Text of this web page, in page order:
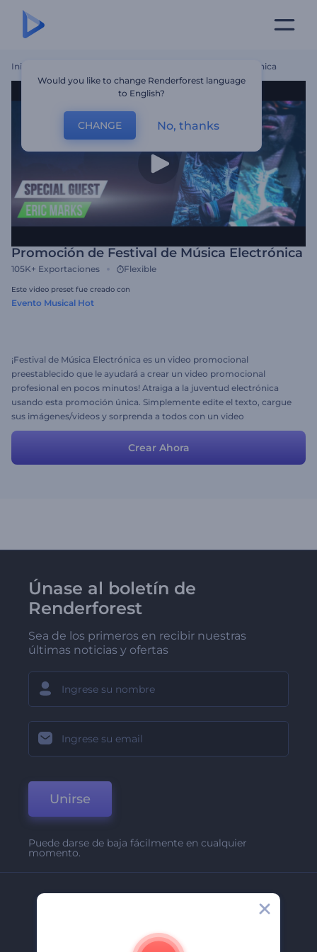
Inicio Promoción De Festival De Música Electrónica
Promoción de Festival de Música Electrónica
105K+ Exportaciones Flexible
Este video preset fue creado con
Evento Musical Hot
¡Festival de Música Electrónica es un video promocional
preestablecido que le ayudará a crear un video promocional
profesional en pocos minutos! Atraiga a la juventud electrónica
usando esta promoción única. Simplemente edite el texto, cargue
sus imágenes/videos y sorprenda a todos con un video
promocional atractivo. ¡Pruébelo ahora y sienta el ritmo de la mejor
Crear Ahora
Únase al boletín de
Renderforest
Sea de los primeros en recibir nuestras
últimas noticias y ofertas
Unirse
Puede darse de baja fácilmente en cualquier
momento.
Would you like to change Renderforest language
to English?
CHANGE No, thanks